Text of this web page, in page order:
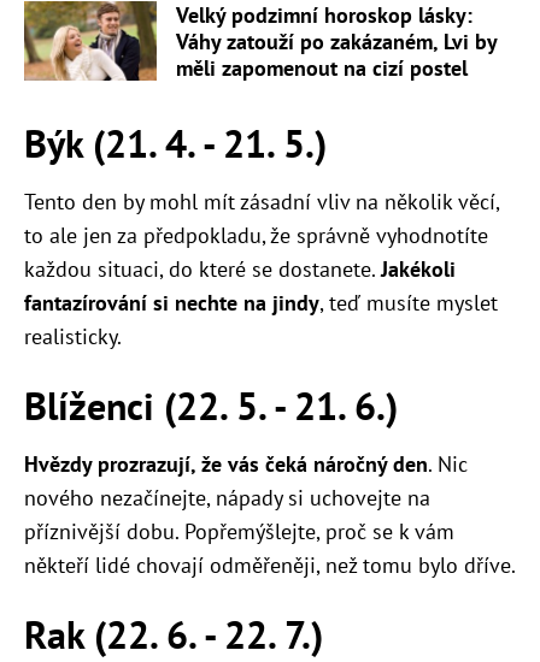
Velký podzimní horoskop lásky:
Váhy zatouží po zakázaném, Lvi by
měli zapomenout na cizí postel
Býk (21. 4. - 21. 5.)
Tento den by mohl mít zásadní vliv na několik věcí,
to ale jen za předpokladu, že správně vyhodnotíte
každou situaci, do které se dostanete.Jakékoli
fantazírování si nechte na jindy, teď musíte myslet
realisticky.
Blíženci (22. 5. - 21. 6.)
Hvězdy prozrazují, že vás čeká náročný den. Nic
nového nezačínejte, nápady si uchovejte na
příznivější dobu. Popřemýšlejte, proč se k vám
někteří lidé chovají odměřeněji, než tomu bylo dříve.
Rak (22. 6. - 22. 7.)